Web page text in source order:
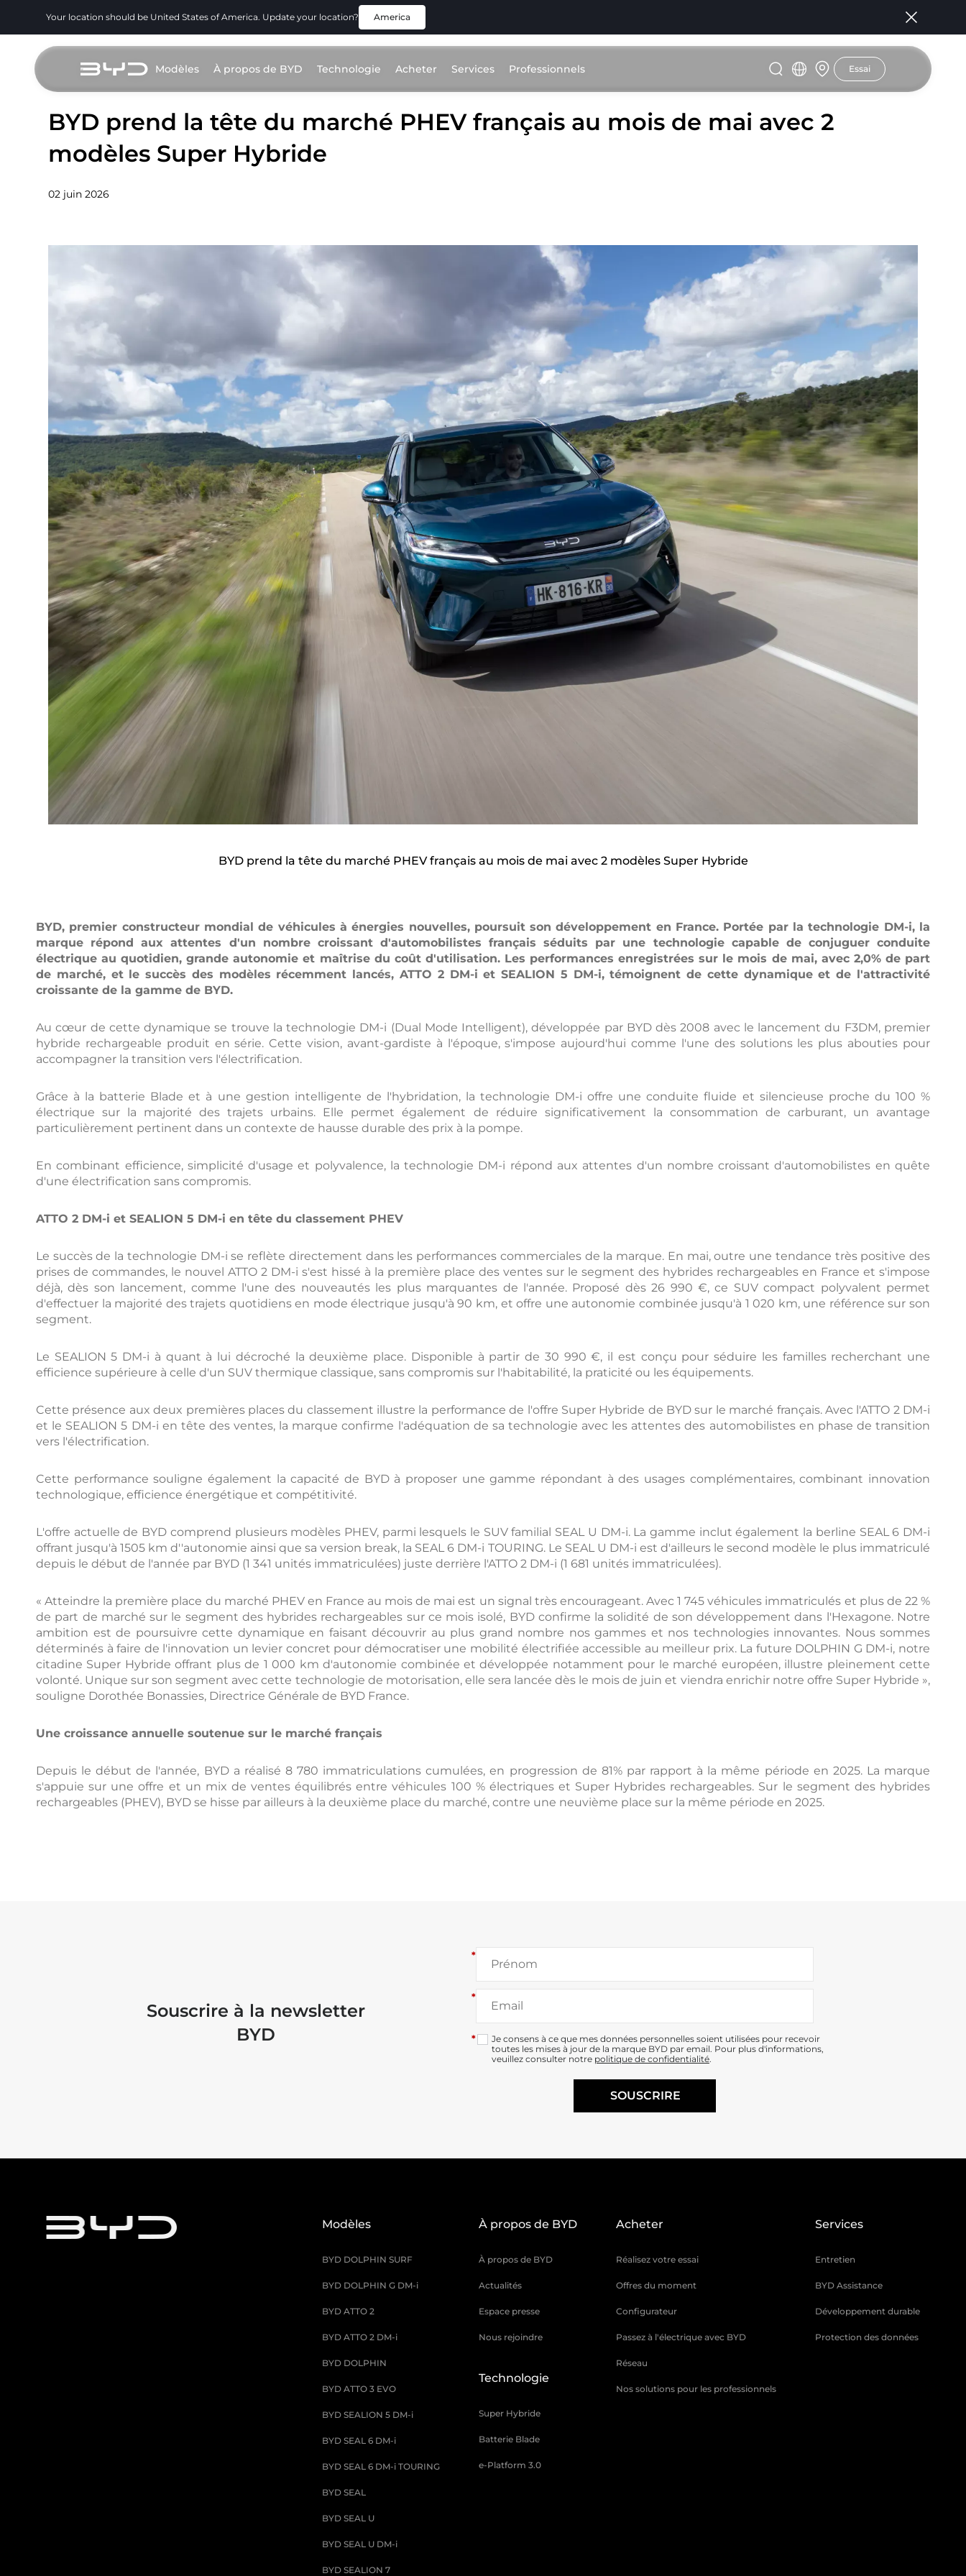
Your location should be United States of America. Update your location? America
Modèles À propos de BYD Technologie Acheter Services Professionnels Essai
BYD prend la tête du marché PHEV français au mois de mai avec 2
modèles Super Hybride
02 juin 2026
BYD prend la tête du marché PHEV français au mois de mai avec 2 modèles Super Hybride
BYD, premier constructeur mondial de véhicules à énergies nouvelles, poursuit son développement en France. Portée par la technologie DM-i, la
marque répond aux attentes d'un nombre croissant d'automobilistes français séduits par une technologie capable de conjuguer conduite
électrique au quotidien, grande autonomie et maîtrise du coût d'utilisation. Les performances enregistrées sur le mois de mai, avec 2,0% de part
de marché, et le succès des modèles récemment lancés, ATTO 2 DM-i et SEALION 5 DM-i, témoignent de cette dynamique et de l'attractivité
croissante de la gamme de BYD.
Au cœur de cette dynamique se trouve la technologie DM-i (Dual Mode Intelligent), développée par BYD dès 2008 avec le lancement du F3DM, premier
hybride rechargeable produit en série. Cette vision, avant-gardiste à l'époque, s'impose aujourd'hui comme l'une des solutions les plus abouties pour
accompagner la transition vers l'électrification.
Grâce à la batterie Blade et à une gestion intelligente de l'hybridation, la technologie DM-i offre une conduite fluide et silencieuse proche du 100 %
électrique sur la majorité des trajets urbains. Elle permet également de réduire significativement la consommation de carburant, un avantage
particulièrement pertinent dans un contexte de hausse durable des prix à la pompe.
En combinant efficience, simplicité d'usage et polyvalence, la technologie DM-i répond aux attentes d'un nombre croissant d'automobilistes en quête
d'une électrification sans compromis.
ATTO 2 DM-i et SEALION 5 DM-i en tête du classement PHEV
Le succès de la technologie DM-i se reflète directement dans les performances commerciales de la marque. En mai, outre une tendance très positive des
prises de commandes, le nouvel ATTO 2 DM-i s'est hissé à la première place des ventes sur le segment des hybrides rechargeables en France et s'impose
déjà, dès son lancement, comme l'une des nouveautés les plus marquantes de l'année. Proposé dès 26 990 €, ce SUV compact polyvalent permet
d'effectuer la majorité des trajets quotidiens en mode électrique jusqu'à 90 km, et offre une autonomie combinée jusqu'à 1 020 km, une référence sur son
segment.
Le SEALION 5 DM-i à quant à lui décroché la deuxième place. Disponible à partir de 30 990 €, il est conçu pour séduire les familles recherchant une
efficience supérieure à celle d'un SUV thermique classique, sans compromis sur l'habitabilité, la praticité ou les équipements.
Cette présence aux deux premières places du classement illustre la performance de l'offre Super Hybride de BYD sur le marché français. Avec l'ATTO 2 DM-i
et le SEALION 5 DM-i en tête des ventes, la marque confirme l'adéquation de sa technologie avec les attentes des automobilistes en phase de transition
vers l'électrification.
Cette performance souligne également la capacité de BYD à proposer une gamme répondant à des usages complémentaires, combinant innovation
technologique, efficience énergétique et compétitivité.
L'offre actuelle de BYD comprend plusieurs modèles PHEV, parmi lesquels le SUV familial SEAL U DM-i. La gamme inclut également la berline SEAL 6 DM-i
offrant jusqu'à 1505 km d''autonomie ainsi que sa version break, la SEAL 6 DM-i TOURING. Le SEAL U DM-i est d'ailleurs le second modèle le plus immatriculé
depuis le début de l'année par BYD (1 341 unités immatriculées) juste derrière l'ATTO 2 DM-i (1 681 unités immatriculées).
« Atteindre la première place du marché PHEV en France au mois de mai est un signal très encourageant. Avec 1 745 véhicules immatriculés et plus de 22 %
de part de marché sur le segment des hybrides rechargeables sur ce mois isolé, BYD confirme la solidité de son développement dans l'Hexagone. Notre
ambition est de poursuivre cette dynamique en faisant découvrir au plus grand nombre nos gammes et nos technologies innovantes. Nous sommes
déterminés à faire de l'innovation un levier concret pour démocratiser une mobilité électrifiée accessible au meilleur prix. La future DOLPHIN G DM-i, notre
citadine Super Hybride offrant plus de 1 000 km d'autonomie combinée et développée notamment pour le marché européen, illustre pleinement cette
volonté. Unique sur son segment avec cette technologie de motorisation, elle sera lancée dès le mois de juin et viendra enrichir notre offre Super Hybride »,
souligne Dorothée Bonassies, Directrice Générale de BYD France.
Une croissance annuelle soutenue sur le marché français
Depuis le début de l'année, BYD a réalisé 8 780 immatriculations cumulées, en progression de 81% par rapport à la même période en 2025. La marque
s'appuie sur une offre et un mix de ventes équilibrés entre véhicules 100 % électriques et Super Hybrides rechargeables. Sur le segment des hybrides
rechargeables (PHEV), BYD se hisse par ailleurs à la deuxième place du marché, contre une neuvième place sur la même période en 2025.
Souscrire à la newsletter
BYD
*
*
*
Je consens à ce que mes données personnelles soient utilisées pour recevoir
toutes les mises à jour de la marque BYD par email. Pour plus d'informations,
veuillez consulter notre politique de confidentialité.
SOUSCRIRE
Modèles
BYD DOLPHIN SURF
BYD DOLPHIN G DM-i
BYD ATTO 2
BYD ATTO 2 DM-i
BYD DOLPHIN
BYD ATTO 3 EVO
BYD SEALION 5 DM-i
BYD SEAL 6 DM-i
BYD SEAL 6 DM-i TOURING
BYD SEAL
BYD SEAL U
BYD SEAL U DM-i
BYD SEALION 7
À propos de BYD
À propos de BYD
Actualités
Espace presse
Nous rejoindre
Technologie
Super Hybride
Batterie Blade
e-Platform 3.0
Acheter
Réalisez votre essai
Offres du moment
Configurateur
Passez à l'électrique avec BYD
Réseau
Nos solutions pour les professionnels
Services
Entretien
BYD Assistance
Développement durable
Protection des données